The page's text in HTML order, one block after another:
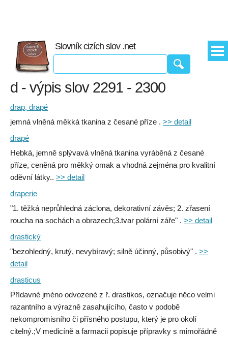
Slovník cizích slov .net
d - výpis slov 2291 - 2300
drap, drapé
jemná vlněná měkká tkanina z česané příze . >> detail
drapé
Hebká, jemně splývavá vlněná tkanina vyráběná z česané
příze, ceněná pro měkký omak a vhodná zejména pro kvalitní
oděvní látky.. >> detail
draperie
"1. těžká neprůhledná záclona, dekorativní závěs; 2. zřasení
roucha na sochách a obrazech;3.tvar polární záře" . >> detail
drastický
"bezohledný, krutý, nevybíravý; silně účinný, působivý" . >>
detail
drasticus
Přídavné jméno odvozené z ř. drastikos, označuje něco velmi
razantního a výrazně zasahujícího, často v podobě
nekompromisního či přísného postupu, který je pro okolí
citelný.;V medicíně a farmacii popisuje přípravky s mimořádně